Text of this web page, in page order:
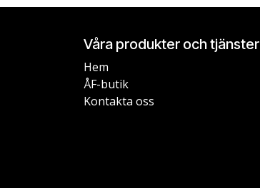
Våra produkter och tjänster
Hem
ÅF-butik
Kontakta oss